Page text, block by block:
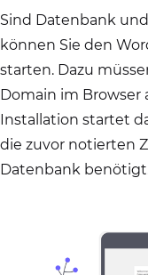
Sind Datenbank
können Sie den
starten. Dazu
Domain im Browser
Installation startet
die zuvor notierten
Datenbank